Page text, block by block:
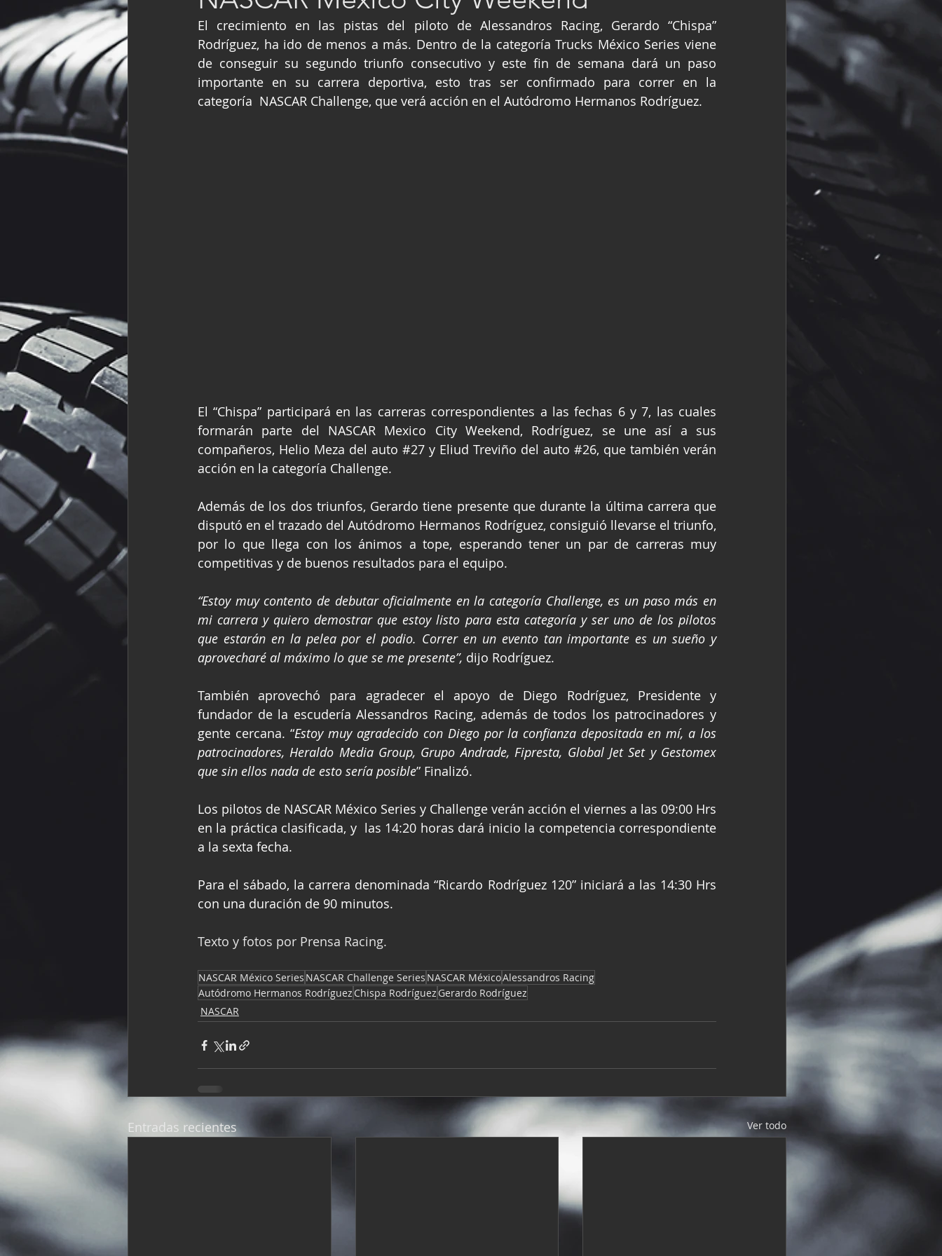
NASCAR México
El crecimiento en las pistas del piloto de Alessandros Racing, Gerardo “Chispa”
Rodríguez, ha ido de menos a más. Dentro de la categoría Trucks México Series viene
de conseguir su segundo triunfo consecutivo y este fin de semana dará un paso
importante en su carrera deportiva, esto tras ser confirmado para correr en la
categoría  NASCAR Challenge, que verá acción en el Autódromo Hermanos Rodríguez.
El “Chispa” participará en las carreras correspondientes a las fechas 6 y 7, las cuales
formarán parte del NASCAR Mexico City Weekend, Rodríguez, se une así a sus
compañeros, Helio Meza del auto #27 y Eliud Treviño del auto #26, que también verán
acción en la categoría Challenge.
Además de los dos triunfos, Gerardo tiene presente que durante la última carrera que
disputó en el trazado del Autódromo Hermanos Rodríguez, consiguió llevarse el triunfo,
por lo que llega con los ánimos a tope, esperando tener un par de carreras muy
competitivas y de buenos resultados para el equipo.
“Estoy muy contento de debutar oficialmente en la categoría Challenge, es un paso más en
mi carrera y quiero demostrar que estoy listo para esta categoría y ser uno de los pilotos
que estarán en la pelea por el podio. Correr en un evento tan importante es un sueño y
aprovecharé al máximo lo que se me presente”, dijo Rodríguez.
También aprovechó para agradecer el apoyo de Diego Rodríguez, Presidente y
fundador de la escudería Alessandros Racing, además de todos los patrocinadores y
gente cercana. “Estoy muy agradecido con Diego por la confianza depositada en mí, a los
patrocinadores, Heraldo Media Group, Grupo Andrade, Fipresta, Global Jet Set y Gestomex
que sin ellos nada de esto sería posible” Finalizó.
Los pilotos de NASCAR México Series y Challenge verán acción el viernes a las 09:00 Hrs
en la práctica clasificada, y  las 14:20 horas dará inicio la competencia correspondiente
a la sexta fecha.
Para el sábado, la carrera denominada “Ricardo Rodríguez 120” iniciará a las 14:30 Hrs
con una duración de 90 minutos.
Texto y fotos por Prensa Racing.
NASCAR México Series NASCAR Challenge Series NASCAR MéxicoAlessandros Racing
Autódromo Hermanos Rodríguez Chispa Rodríguez Gerardo Rodríguez
NASCAR
Entradas recientes Ver todo